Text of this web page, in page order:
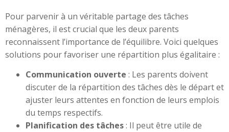
Pour parvenir à un véritable partage des tâches
ménagères, il est crucial que les deux parents
reconnaissent l’importance de l’équilibre. Voici quelques
solutions pour favoriser une répartition plus égalitaire :
Communication ouverte : Les parents doivent
discuter de la répartition des tâches dès le départ et
ajuster leurs attentes en fonction de leurs emplois
du temps respectifs.
Planification des tâches: Il peut être utile de